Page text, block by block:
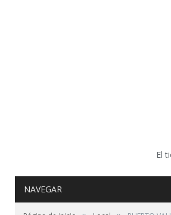
El
NAVEGAR